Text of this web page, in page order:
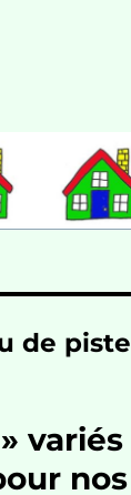
de piste
variés
nos